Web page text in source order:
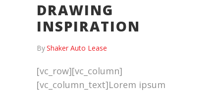
DRAWING
INSPIRATION
ByShaker Auto Lease
[vc_row][vc_column]
[vc_column_text]Lorem ipsum